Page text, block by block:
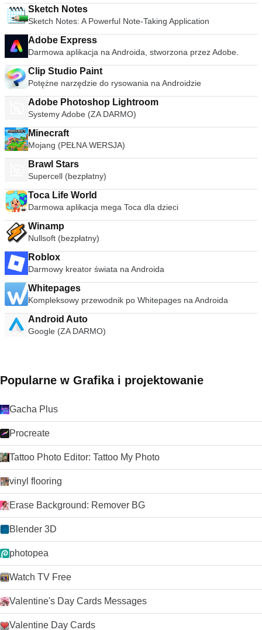
Sketch Notes
Sketch Notes: A Powerful Note-Taking Application
Adobe Express
Darmowa aplikacja na Androida, stworzona przez Adobe.
Clip Studio Paint
Potężne narzędzie do rysowania na Androidzie
Adobe Photoshop Lightroom
Systemy Adobe (ZA DARMO)
Minecraft
Mojang (PEŁNA WERSJA)
Brawl Stars
Supercell (bezpłatny)
Toca Life World
Darmowa aplikacja mega Toca dla dzieci
Winamp
Nullsoft (bezpłatny)
Roblox
Darmowy kreator świata na Androida
Whitepages
Kompleksowy przewodnik po Whitepages na Androida
Android Auto
Google (ZA DARMO)
Popularne w Grafika i projektowanie
Gacha Plus
Procreate
Tattoo Photo Editor: Tattoo My Photo
vinyl flooring
Erase Background: Remover BG
Blender 3D
photopea
Watch TV Free
Valentine's Day Cards Messages
Valentine Day Cards